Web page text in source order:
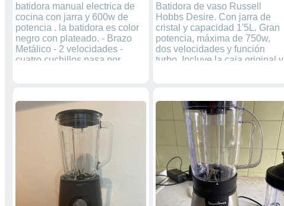
batidora manual electrica de
cocina con jarra y 600w de
potencia . la batidora es color
negro con plateado. - Brazo
Metálico - 2 velocidades -
cuatro cuchillos pasa por
ven a probarlas
compromiso. te esperamos en
: Calle el charco 42 leganes .
Batidora de vaso Russell
Hobbs Desire. Con jarra de
cristal y capacidad 1'5L. Gran
potencia, máxima de 750w,
dos velocidades y función
turbo. Incluye la caja original y